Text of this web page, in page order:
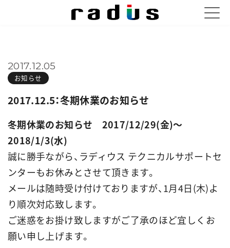
お知らせ
2017.12.05
2017.12.5：冬期休業のお知らせ
冬期休業のお知らせ 2017/12/29(金)～
2018/1/3(水)
誠に勝手ながら、ラディウス テクニカルサポートセ
ンターもお休みとさせて頂きます。
メールは随時受け付けておりますが、1月4日(木)よ
り順次対応致します。
ご迷惑をお掛け致しますがご了承のほど宜しくお
願い申し上げます。